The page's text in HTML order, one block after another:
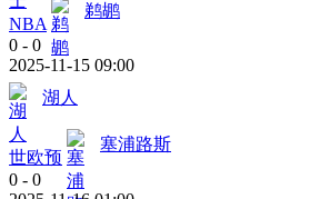
NBA
鹈鹕
0 - 0
2025-11-15 09:00
湖人
世欧预
塞浦路斯
0 - 0